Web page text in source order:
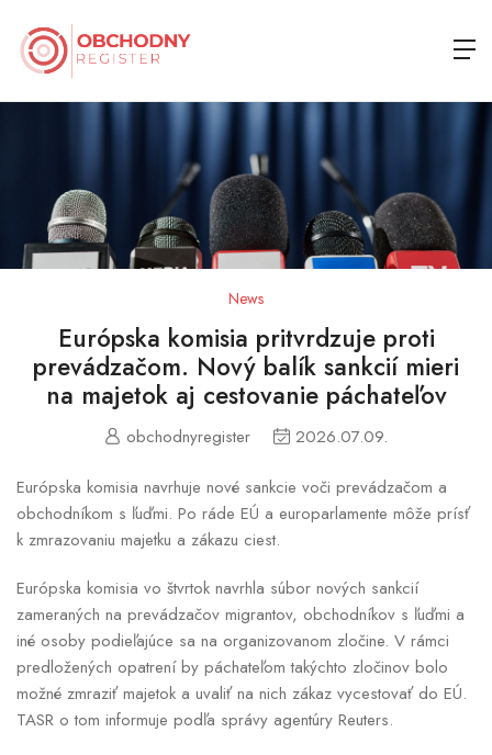
News
Európska komisia pritvrdzuje proti
prevádzačom. Nový balík sankcií mieri
na majetok aj cestovanie páchateľov
obchodnyregister 2026.07.09.
Európska komisia navrhuje nové sankcie voči prevádzačom a
obchodníkom s ľuďmi. Po ráde EÚ a europarlamente môže prísť
k zmrazovaniu majetku a zákazu ciest.
Európska komisia vo štvrtok navrhla súbor nových sankcií
zameraných na prevádzačov migrantov, obchodníkov s ľuďmi a
iné osoby podieľajúce sa na organizovanom zločine. V rámci
predložených opatrení by páchateľom takýchto zločinov bolo
možné zmraziť majetok a uvaliť na nich zákaz vycestovať do EÚ.
TASR o tom informuje podľa správy agentúry Reuters.